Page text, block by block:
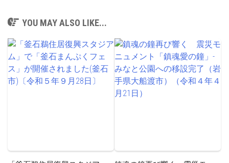
YOU MAY ALSO LIKE...